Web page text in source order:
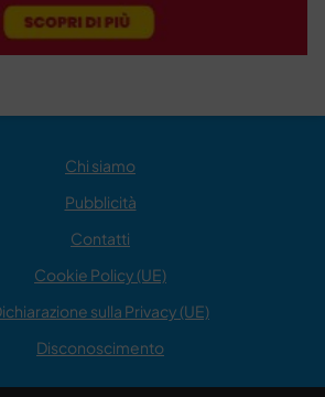
Chi siamo
Pubblicità
Contatti
Cookie Policy (UE)
sulla Privacy (UE)
Disconoscimento